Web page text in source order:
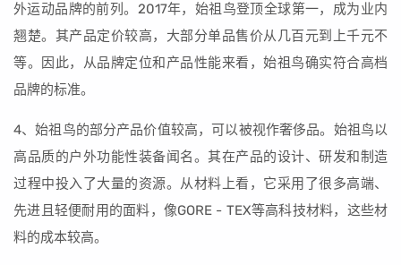
外运动品牌的前列。2017年，始祖鸟登顶全球第一，成为业内
翘楚。其产品定价较高，大部分单品售价从几百元到上千元不
等。因此，从品牌定位和产品性能来看，始祖鸟确实符合高档
品牌的标准。
4、始祖鸟的部分产品价值较高，可以被视作奢侈品。始祖鸟以
高品质的户外功能性装备闻名。其在产品的设计、研发和制造
过程中投入了大量的资源。从材料上看，它采用了很多高端、
先进且轻便耐用的面料，像GORE - TEX等高科技材料，这些材
料的成本较高。